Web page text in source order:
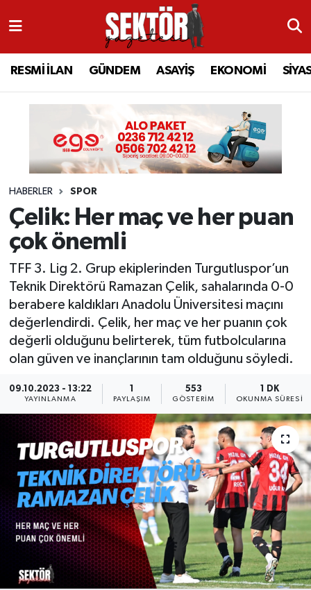
RESMİ İLAN GÜNDEM ASAYİŞ EKONOMİ
HABERLER SPOR
Çelik: Her maç ve her puan
çok önemli
TFF 3. Lig 2. Grup ekiplerinden Turgutluspor’un
Teknik Direktörü Ramazan Çelik, sahalarında 0-0
berabere kaldıkları Anadolu Üniversitesi maçını
değerlendirdi. Çelik, her maç ve her puanın çok
değerli olduğunu belirterek, tüm futbolcularına
olan güven ve inançlarının tam olduğunu söyledi.
09.10.2023 - 13:22
YAYINLANMA PAYLAŞIM
553
GÖSTERIM
1 DK
OKUNMA SÜRESI
RESMİ İLAN
EKONOMİ
SİYASET
EĞİTİM
SAĞLIK
SPOR
KÜLTÜR SANAT
MANİSA
AKHİSAR
ALAŞEHİR
KULA
YUNUSEMRE
ŞEHZADELER
SARIGÖL
KIRKAĞAÇ
DEMİRCİ
GÖLMARMARA
GÖRDES
KÖPRÜBAŞI
RESMİ İLAN
MANİSA
ALAŞEHİR
DEMİRCİ
GÖLMARMARA
GÖRDES
KIRKAĞAÇ
KÖPRÜBAŞI
SARIGÖL
SARUHANLI
ŞEHZADELER
SELENDİ
SOMA
ARAMIZDAN AYRILANLAR
BİR ZAMANLAR SALİHLİ
SİZİN SESİNİZ
GÜNDEM
ASAYİŞ
SİYASET
EKONOMİ
KÜLTÜR SANAT
SPOR
YAŞAM
LIFE
BİLİM VE TEKNOLOJİ
YAZARLAR
Manisa Nöbetçi Eczaneler
Manisa Namaz Vakitleri
Manisa Trafik Yoğunluk Haritası
Süper Lig Puan Durumu ve Fikstür
Tüm Manşetler
Son Dakika Haberleri
Haber Arşivi